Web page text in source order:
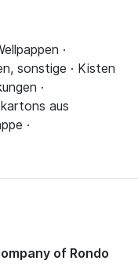
·
sonstige · Kisten
·
aus
·
of Rondo